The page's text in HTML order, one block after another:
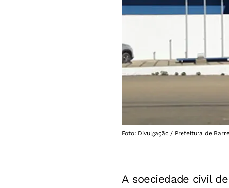
Foto: Divulgação / Prefeitura de
A soeciedade civil